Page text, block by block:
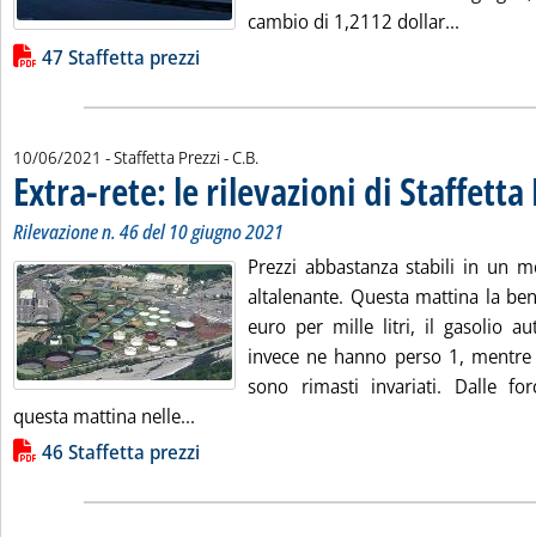
cambio di 1,2112 dollar...
Lista allegati PDF alla notizia
47 Staffetta prezzi
10/06/2021 - Staffetta Prezzi -di:
C.B.
Extra-rete: le rilevazioni di Staffetta
Rilevazione n. 46 del 10 giugno 2021
Prezzi abbastanza stabili in un
altalenante. Questa mattina la
euro per mille litri, il gasolio
invece ne hanno perso 1,
sono rimasti invariati. Dalle
questa mattina nelle...
Lista allegati PDF alla notizia
46 Staffetta prezzi